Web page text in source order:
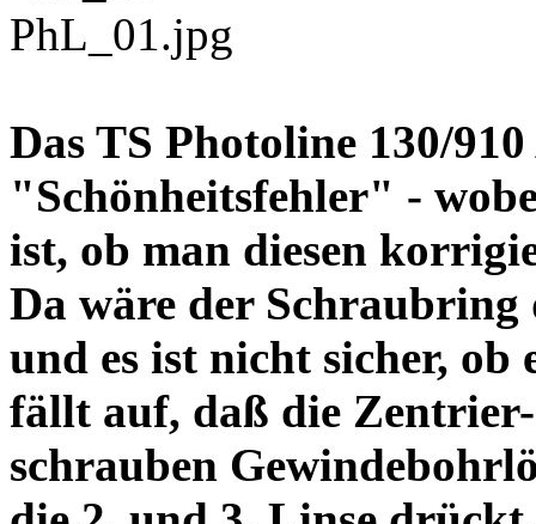
Das TS Photoline 130/
"Schönheitsfehler" -
ist, ob man diesen
Da wäre der
und es ist nicht sicher,
fällt auf, daß die Zentrier-
schrauben